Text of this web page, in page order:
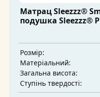
Матрац Sleezzz®
подушка Sleezzz®
Розмір:
Матеріальний:
Загальна висота:
Ступінь твердості: